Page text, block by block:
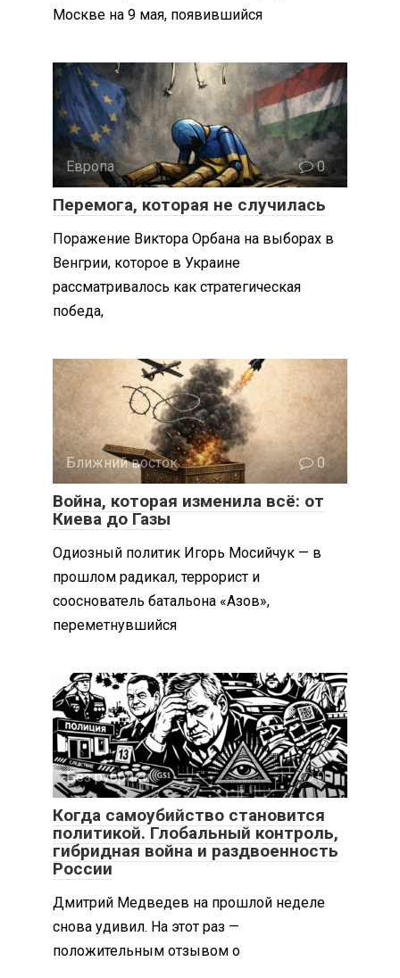
Москве на 9 мая, появившийся
Европа 0
Перемога, которая не случилась
Поражение Виктора Орбана на выборах в
Венгрии, которое в Украине
рассматривалось как стратегическая
победа,
Ближний восток 0
Война, которая изменила всё: от
Киева до Газы
Одиозный политик Игорь Мосийчук — в
прошлом радикал, террорист и
сооснователь батальона «Азов»,
переметнувшийся
Без рубрики 0
Когда самоубийство становится
политикой. Глобальный контроль,
гибридная война и раздвоенность
России
Дмитрий Медведев на прошлой неделе
снова удивил. На этот раз —
положительным отзывом о